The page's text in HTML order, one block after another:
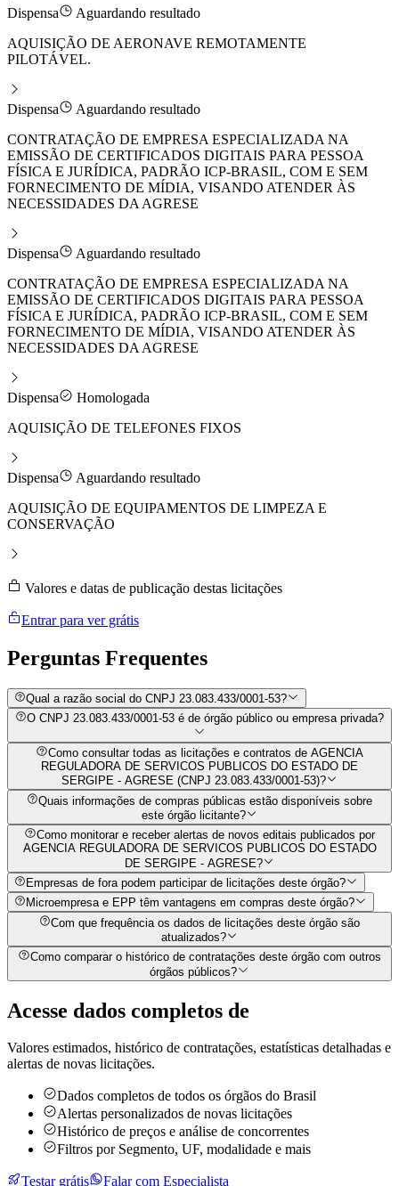
Dispensa
Aguardando resultado
AQUISIÇÃO DE AERONAVE REMOTAMENTE
PILOTÁVEL.
Dispensa
Aguardando resultado
CONTRATAÇÃO DE EMPRESA ESPECIALIZADA NA
EMISSÃO DE CERTIFICADOS DIGITAIS PARA PESSOA
FÍSICA E JURÍDICA, PADRÃO ICP-BRASIL, COM E SEM
FORNECIMENTO DE MÍDIA, VISANDO ATENDER ÀS
NECESSIDADES DA AGRESE
Dispensa
Aguardando resultado
CONTRATAÇÃO DE EMPRESA ESPECIALIZADA NA
EMISSÃO DE CERTIFICADOS DIGITAIS PARA PESSOA
FÍSICA E JURÍDICA, PADRÃO ICP-BRASIL, COM E SEM
FORNECIMENTO DE MÍDIA, VISANDO ATENDER ÀS
NECESSIDADES DA AGRESE
Dispensa
Homologada
AQUISIÇÃO DE TELEFONES FIXOS
Dispensa
Aguardando resultado
AQUISIÇÃO DE EQUIPAMENTOS DE LIMPEZA E
CONSERVAÇÃO
Valores e datas de publicação destas licitações
Entrar para ver grátis
Perguntas Frequentes
Qual a razão social do CNPJ 23.083.433/0001-53?
O CNPJ 23.083.433/0001-53 é de órgão público ou empresa privada?
Como consultar todas as licitações e contratos de AGENCIA
REGULADORA DE SERVICOS PUBLICOS DO ESTADO DE
SERGIPE - AGRESE (CNPJ 23.083.433/0001-53)?
Quais informações de compras públicas estão disponíveis sobre
este órgão licitante?
Como monitorar e receber alertas de novos editais publicados por
AGENCIA REGULADORA DE SERVICOS PUBLICOS DO ESTADO
DE SERGIPE - AGRESE?
Empresas de fora podem participar de licitações deste órgão?
Microempresa e EPP têm vantagens em compras deste órgão?
Com que frequência os dados de licitações deste órgão são
atualizados?
Como comparar o histórico de contratações deste órgão com outros
órgãos públicos?
Acesse dados completos de
Valores estimados, histórico de contratações, estatísticas detalhadas e
alertas de novas licitações.
Dados completos de todos os órgãos do Brasil
Alertas personalizados de novas licitações
Histórico de preços e análise de concorrentes
Filtros por Segmento, UF, modalidade e mais
Testar grátis Falar com Especialista